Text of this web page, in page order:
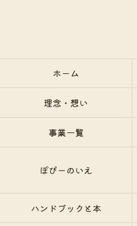
ホーム
理念・想い
事業一覧
ぽぴーのいえ
ハンドブックと本